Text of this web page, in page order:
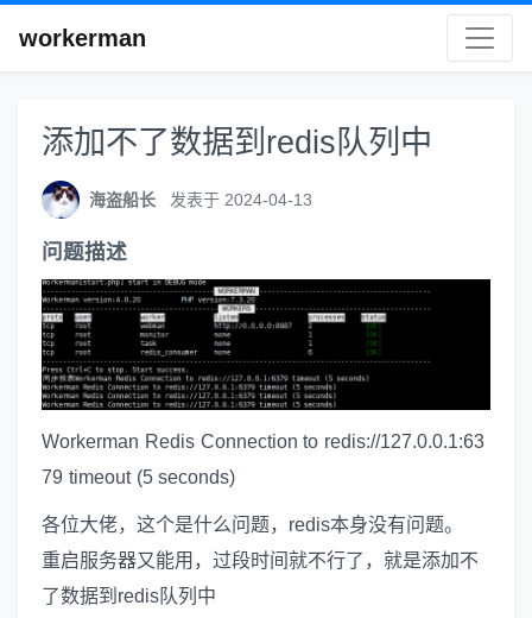
workerman
添加不了数据到redis队列中
海盗船长 发表于 2024-04-13
问题描述
Workerman Redis Connection to redis://127.0.0.1:63
79 timeout (5 seconds)
各位大佬，这个是什么问题，redis本身没有问题。
重启服务器又能用，过段时间就不行了，就是添加不
了数据到redis队列中